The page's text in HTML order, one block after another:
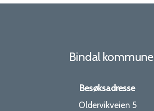
Bindal kommune
Besøksadresse
Oldervikveien 5